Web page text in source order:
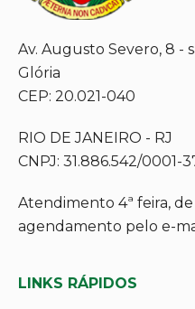
Av. Augusto Severo, 8 -
Glória
CEP: 20.021-040
RIO DE JANEIRO - RJ
CNPJ: 31.886.542/0001-
Atendimento 4ª feira,
agendamento pelo e-
LINKS RÁPIDOS